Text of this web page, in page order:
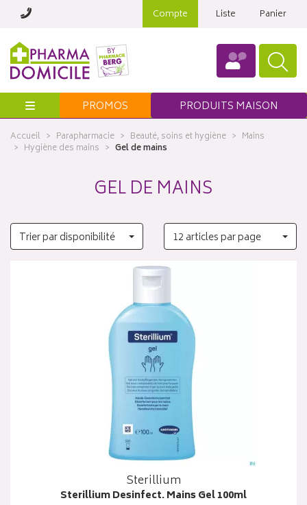
Compte Liste Panier
Menu PROMOS PRODUITS MAISON
Accueil Parapharmacie Beauté, soins et hygiène
Mains
Hygiène des mains
Gel de mains
GEL DE MAINS
Trier par disponibilité 12 articles par page
Sterillium
Sterillium Desinfect. Mains Gel 100ml